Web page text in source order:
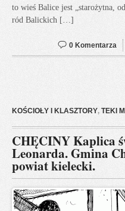
to wieś Balice jest „starożytna,
ród Balickich […]
0 Komentarza
KOŚCIOŁY I KLASZTORY, TEKI
CHĘCINY Kaplica
Leonarda. Gmina
powiat kielecki.